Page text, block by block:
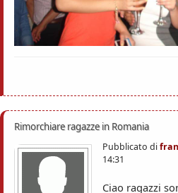
Rimorchiare ragazze in Romania
Pubblicato di
14:31
Ciao ragazzi